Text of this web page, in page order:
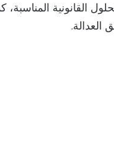
القانونية
العدالة.